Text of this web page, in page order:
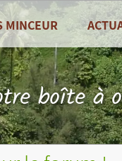
MINCEUR
OUTILS
bord
de calories
calories par jour ?
Toutes
Zoom
Fruits
boîte à